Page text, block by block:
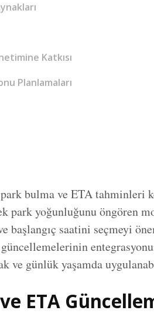
Katkısı
Planlamaları
bulma ve ETA tahminleri
park yoğunluğunu öngören
saatini seçmeyi
ve günlük yaşamda
ETA